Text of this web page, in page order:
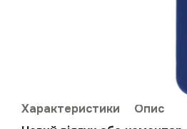
Характеристики
Опис